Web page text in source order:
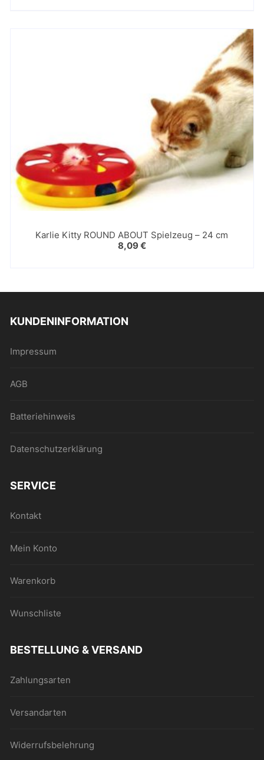
Karlie Kitty ROUND ABOUT Spielzeug – 24 cm
8,09€
KUNDENINFORMATION
Impressum
AGB
Batteriehinweis
Datenschutzerklärung
SERVICE
Kontakt
Mein Konto
Warenkorb
Wunschliste
BESTELLUNG & VERSAND
Zahlungsarten
Versandarten
Widerrufsbelehrung